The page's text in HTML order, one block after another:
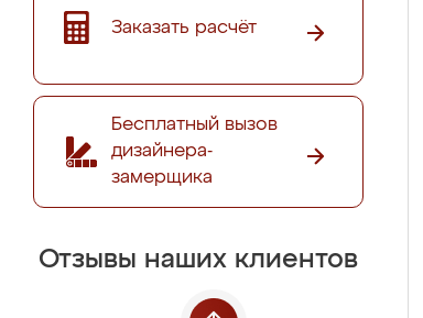
Заказать расчёт
Бесплатный вызов
дизайнера-
замерщика
Отзывы наших клиентов